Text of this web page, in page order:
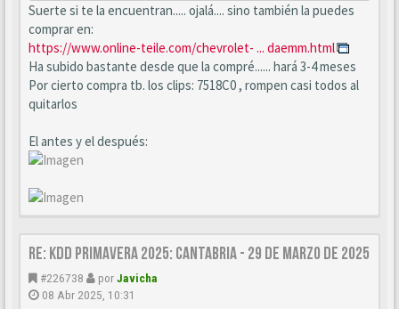
Suerte si te la encuentran..... ojalá.... sino también la puedes
comprar en:
https://www.online-teile.com/chevrolet- ... daemm.html
Ha subido bastante desde que la compré...... hará 3-4 meses
Por cierto compra tb. los clips: 7518C0 , rompen casi todos al
quitarlos
El antes y el después:
Re: KDD Primavera 2025: Cantabria - 29 de Marzo de 2025
#226738 porJavicha
08 Abr 2025, 10:31